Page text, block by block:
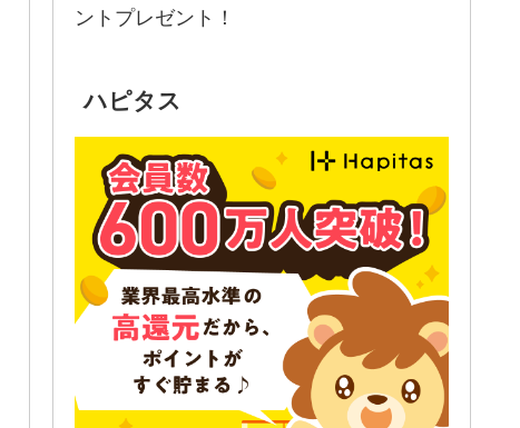
ントプレゼント！
ハピタス